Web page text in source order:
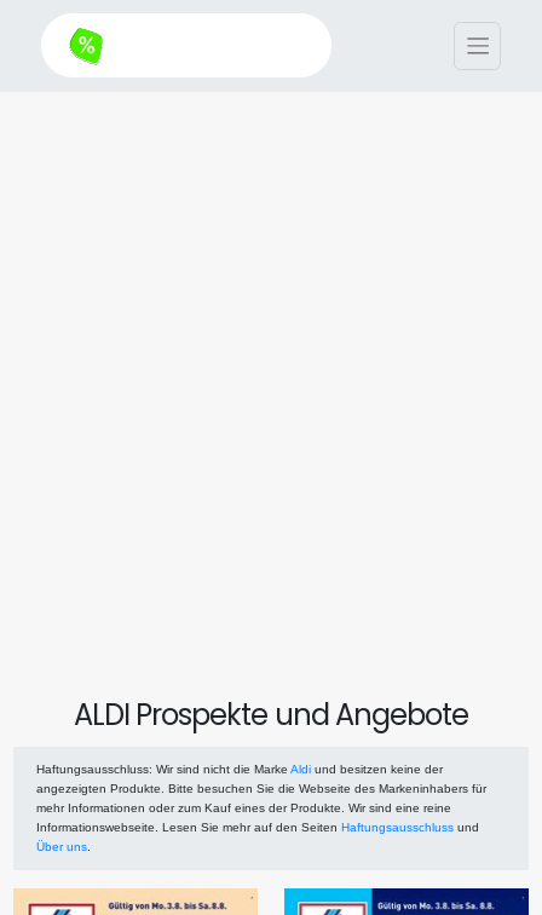
ALDI Prospekte und Angebote
Haftungsausschluss: Wir sind nicht die Marke Aldi und besitzen keine der
angezeigten Produkte. Bitte besuchen Sie die Webseite des Markeninhabers für
mehr Informationen oder zum Kauf eines der Produkte. Wir sind eine reine
Informationswebseite. Lesen Sie mehr auf den Seiten Haftungsausschluss und
Über uns